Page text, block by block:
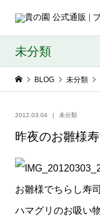
未分類
BLOG 未分類
2012.03.04 未分類
昨夜のお雛様
お雛様でちらし寿
ハマグリのお吸い